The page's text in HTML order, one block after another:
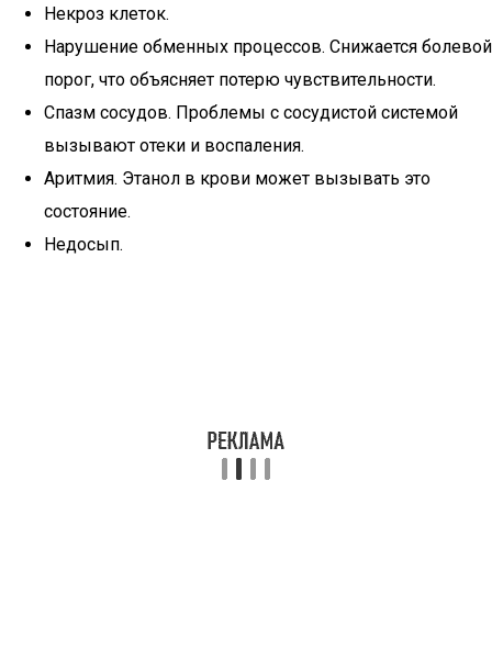
Некроз клеток.
Нарушение обменных процессов. Снижается болевой
порог, что объясняет потерю чувствительности.
Спазм сосудов. Проблемы с сосудистой системой
вызывают отеки и воспаления.
Аритмия. Этанол в крови может вызывать это
состояние.
Недосып.